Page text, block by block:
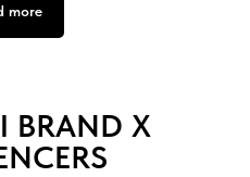
more
BRAND X